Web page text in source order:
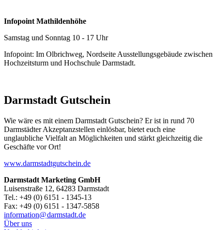
Infopoint Mathildenhöhe
Samstag und Sonntag 10 - 17 Uhr
Infopoint: Im Olbrichweg, Nordseite Ausstellungsgebäude zwischen
Hochzeitsturm und Hochschule Darmstadt.
Darmstadt Gutschein
Wie wäre es mit einem Darmstadt Gutschein? Er ist in rund 70
Darmstädter Akzeptanzstellen einlösbar, bietet euch eine
unglaubliche Vielfalt an Möglichkeiten und stärkt gleichzeitig die
Geschäfte vor Ort!
www.darmstadtgutschein.de
Darmstadt Marketing GmbH
Luisenstraße 12, 64283 Darmstadt
Tel.: +49 (0) 6151 - 1345-13
Fax: +49 (0) 6151 - 1347-5858
information@darmstadt.de
Über uns